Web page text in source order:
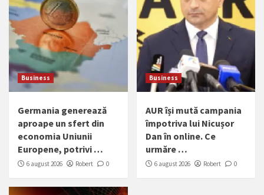
Business
Germania generează
aproape un sfert din
economia Uniunii
Europene, potrivi …
6 august 2026 Robert 0
Business
AUR își mută campania
împotriva lui Nicușor
Dan în online. Ce
urmăre …
6 august 2026 Robert 0